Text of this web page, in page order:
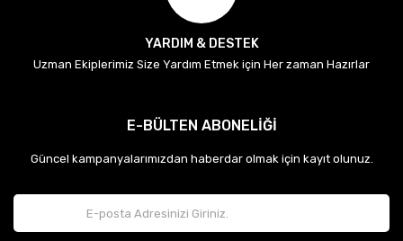
YARDIM & DESTEK
Uzman Ekiplerimiz Size Yardım Etmek için Her zaman Hazırlar
E-BÜLTEN ABONELİĞİ
Güncel kampanyalarımızdan haberdar olmak için kayıt olunuz.